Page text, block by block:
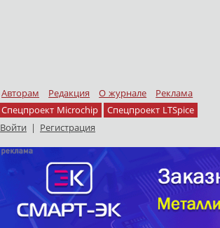
Авторам Редакция О журнале
Реклама
Спецпроект Microchip
Спецпроект LTSpice
Войти | Регистрация